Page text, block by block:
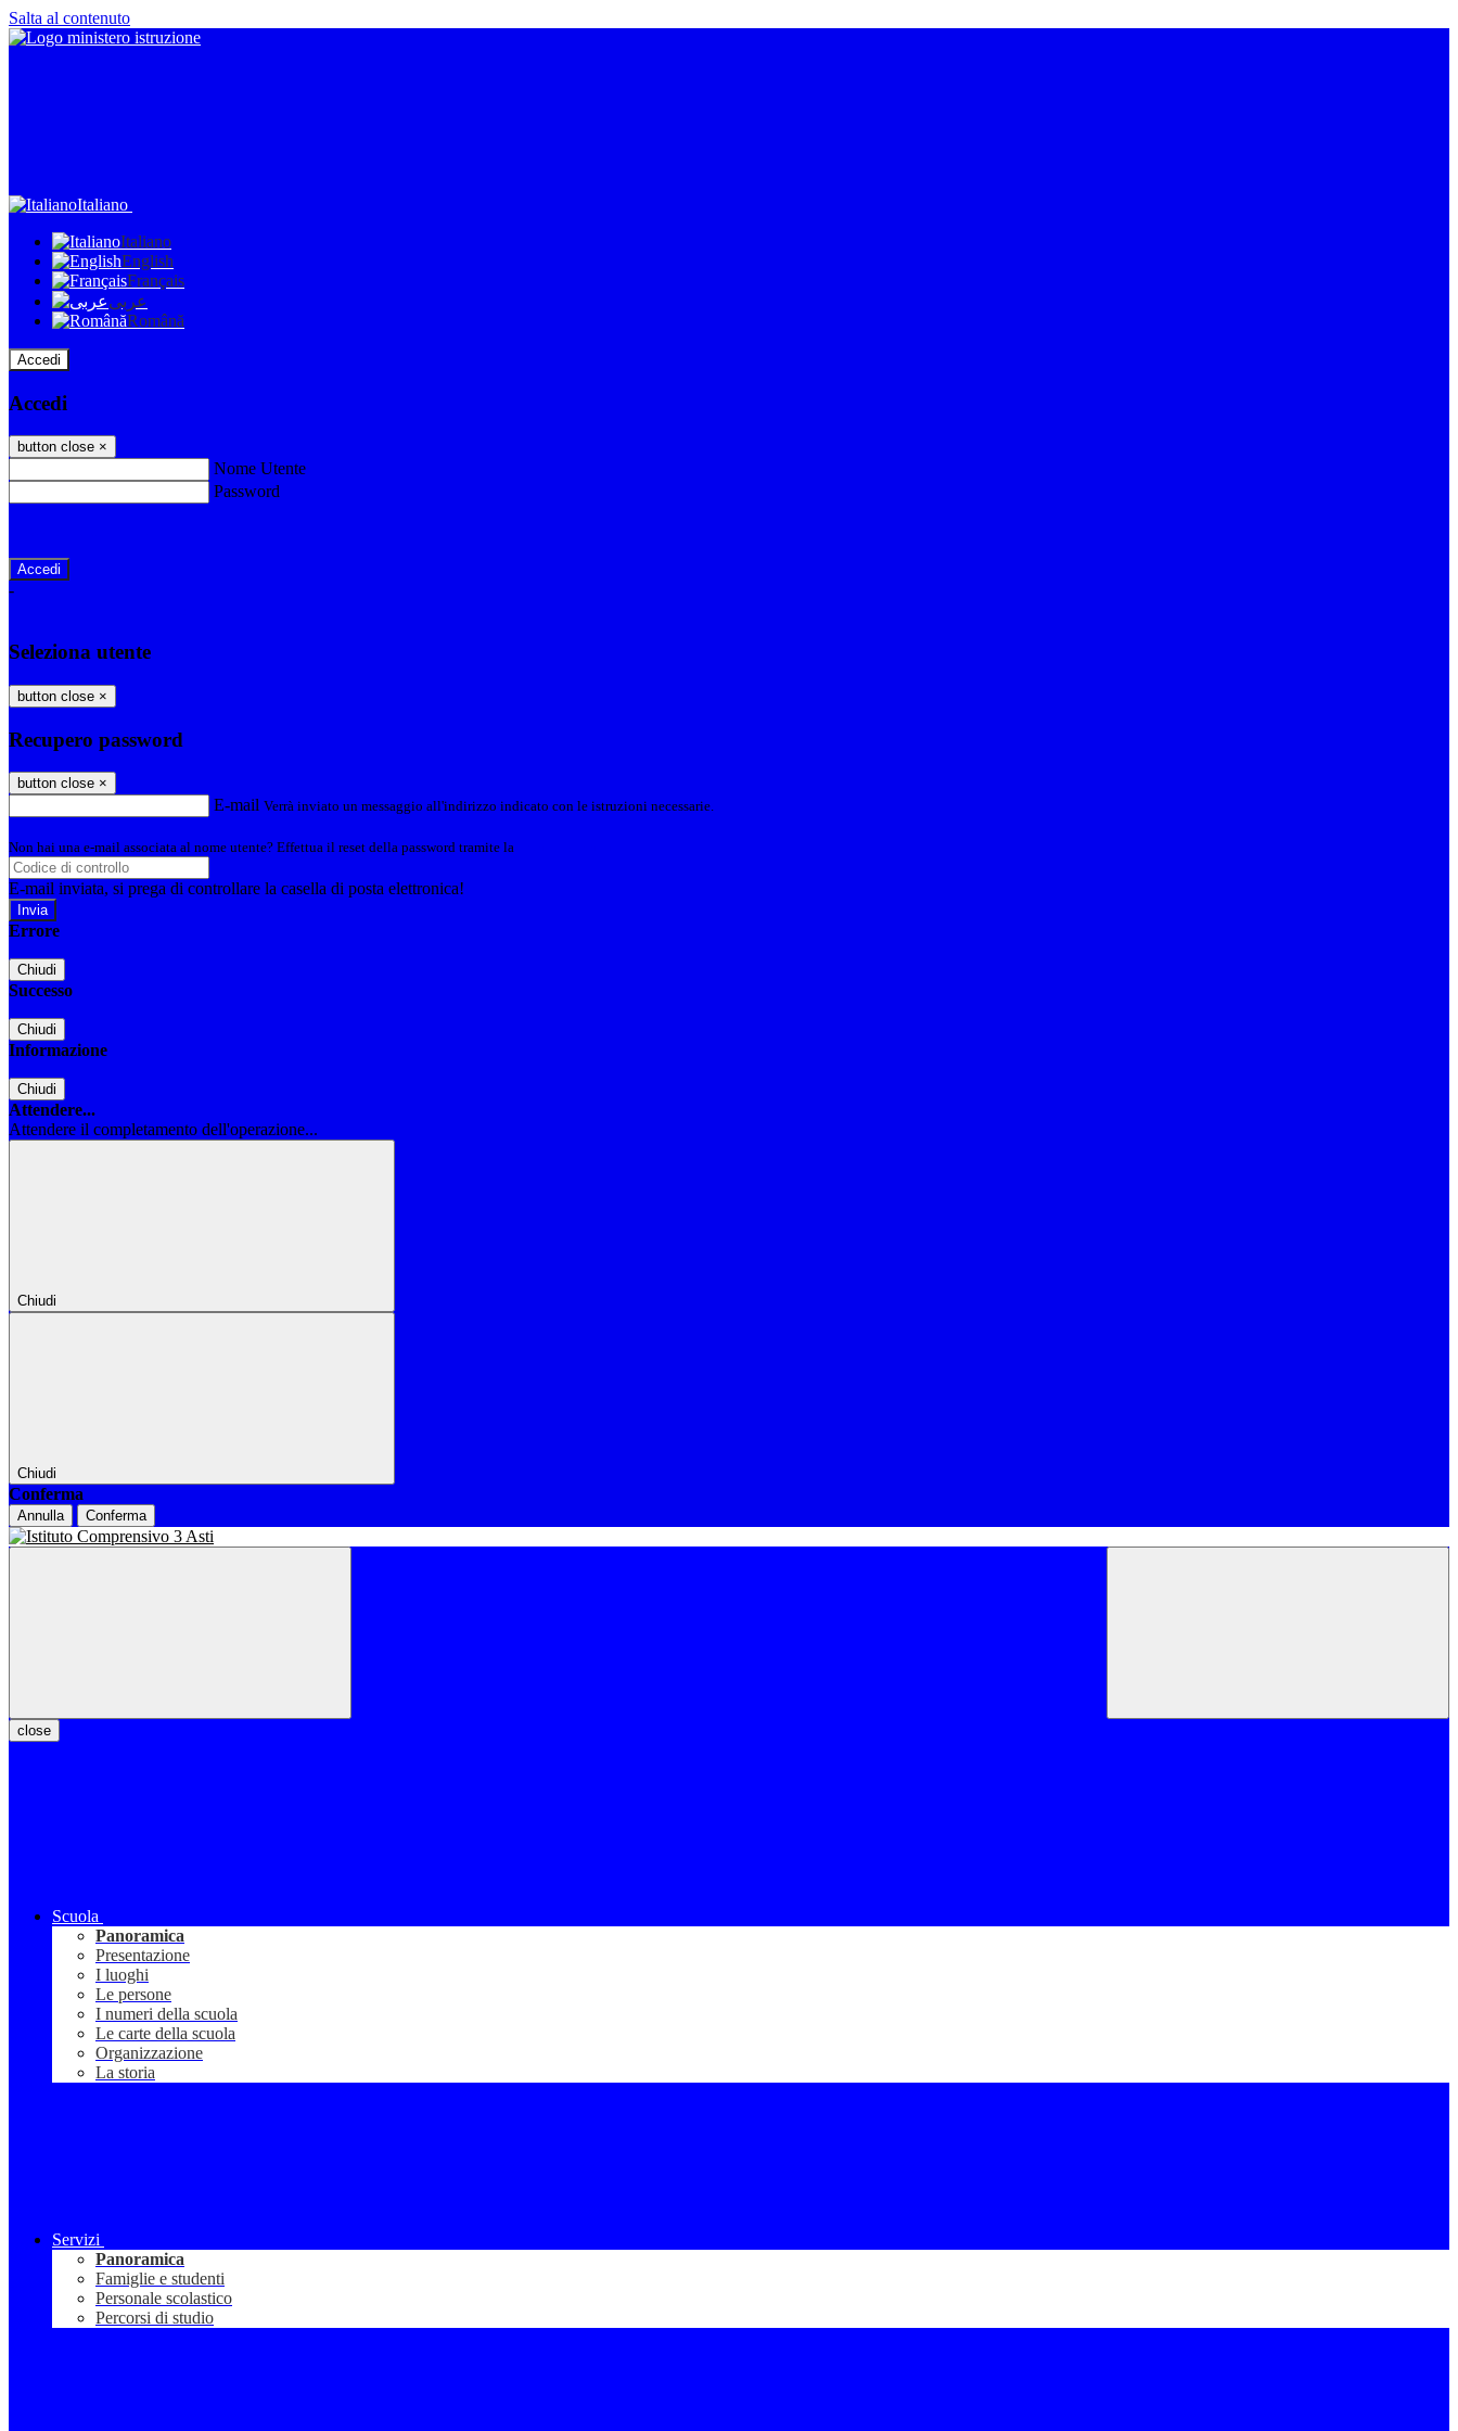
Salta al contenuto
Italiano
Italiano
English
Français
عربى
Română
Accedi
Accedi
button close ×
Nome Utente
Password
-
Seleziona utente
button close ×
Recupero password
button close ×
E-mail Verrà inviato un messaggio all'indirizzo indicato con le istruzioni necessarie.
Non hai una e-mail associata al nome utente? Effettua il reset della password tramite la
E-mail inviata, si prega di controllare la casella di posta elettronica!
Errore
Chiudi
Successo
Chiudi
Informazione
Chiudi
Attendere...
Attendere il completamento dell'operazione...
Chiudi
Chiudi
Conferma
Annulla Conferma
close
Scuola
Panoramica
Presentazione
I luoghi
Le persone
I numeri della scuola
Le carte della scuola
Organizzazione
La storia
Servizi
Panoramica
Famiglie e studenti
Personale scolastico
Percorsi di studio